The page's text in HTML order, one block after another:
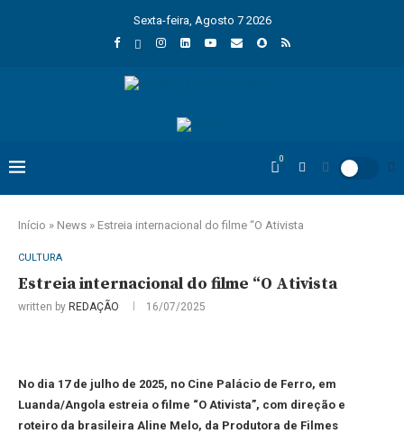
Sexta-feira, Agosto 7 2026
0
Início » News » Estreia internacional do filme “O Ativista
CULTURA
Estreia internacional do filme “O Ativista
written by REDAÇÃO 16/07/2025
No dia 17 de julho de 2025, no Cine Palácio de Ferro, em
Luanda/Angola estreia o filme “O Ativista”, com direção e
roteiro da brasileira Aline Melo, da Produtora de Filmes